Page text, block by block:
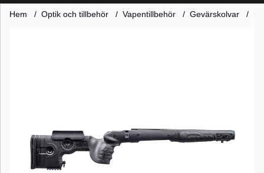
Hem Optik och tillbehör Vapentillbehör Gevärskolvar